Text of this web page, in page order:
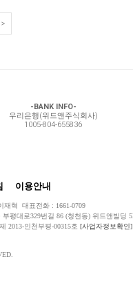
-BANK INFO-
우리은행(위드앤주식회사)
1005-804-655836
이용안내
혁 대표전화 : 1661-0709
평대로329번길 86 (청천동) 위드앤빌딩
2013-인천부평-00315호 [사업자정보확인]